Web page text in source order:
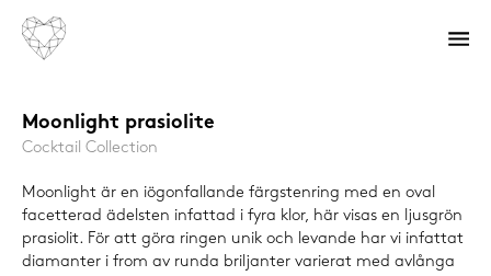
Moonlight prasiolite
Cocktail Collection
Moonlight är en iögonfallande färgstenring med en oval
facetterad ädelsten infattad i fyra klor, här visas en ljusgrön
prasiolit. För att göra ringen unik och levande har vi infattat
diamanter i from av runda briljanter varierat med avlånga